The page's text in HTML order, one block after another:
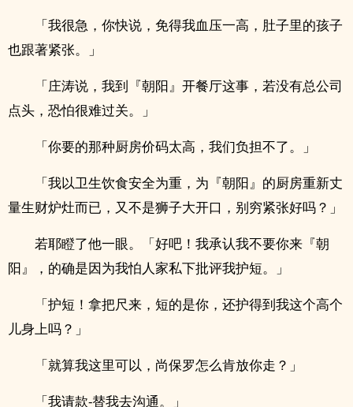
「我很急，你快说，免得我血压一高，肚子里的孩子
也跟著紧张。」
「庄涛说，我到『朝阳』开餐厅这事，若没有总公司
点头，恐怕很难过关。」
「你要的那种厨房价码太高，我们负担不了。」
「我以卫生饮食安全为重，为『朝阳』的厨房重新丈
量生财炉灶而已，又不是狮子大开口，别穷紧张好吗？」
若耶瞪了他一眼。「好吧！我承认我不要你来『朝
阳』，的确是因为我怕人家私下批评我护短。」
「护短！拿把尺来，短的是你，还护得到我这个高个
儿身上吗？」
「就算我这里可以，尚保罗怎么肯放你走？」
「我请款-替我去沟通。」